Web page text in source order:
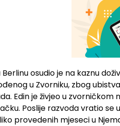
Berlinu osudio je na kaznu
u Zvorniku, zbog
Edin je živjeo u zvorničkom
Poslije razvoda vratio se
provedenih mjeseci u